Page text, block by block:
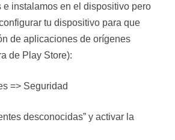
e instalamos en el dispositivo pero
tu dispositivo para que
de aplicaciones de orígenes
de Play Store):
=> Seguridad
desconocidas” y activar la